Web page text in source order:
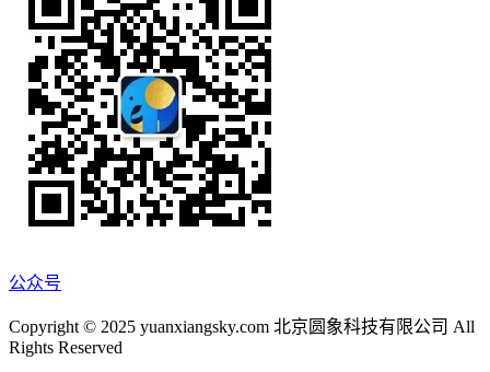
公众号
Copyright © 2025 yuanxiangsky.com 北京圆象科技有限公司 All
Rights Reserved